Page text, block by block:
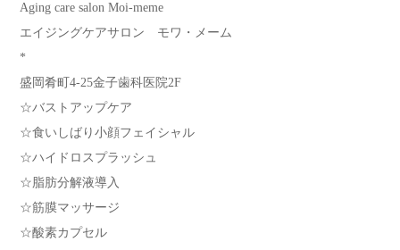
Aging care salon Moi-meme
エイジングケアサロン モワ・メーム
*
盛岡肴町4-25金子歯科医院2F
☆バストアップケア
☆食いしばり小顔フェイシャル
☆ハイドロスプラッシュ
☆脂肪分解液導入
☆筋膜マッサージ
☆酸素カプセル